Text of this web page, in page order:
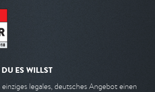
ES WILLST
legales, deutsches Angebot einen